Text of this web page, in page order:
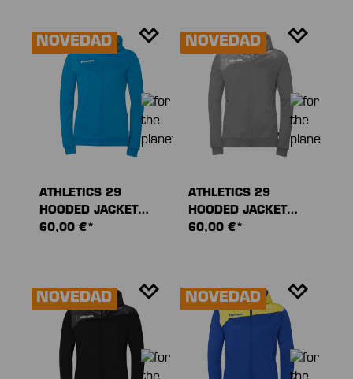
NOVEDAD
ATHLETICS 29
HOODED JACKET
WOMEN
60,00 €*
NOVEDAD
ATHLETICS 29
HOODED JACKET
WOMEN
60,00 €*
NOVEDAD NOVEDAD